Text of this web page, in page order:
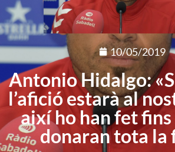
10/05/2019
Antonio Hidalgo:
l’afició estarà al
així ho han fet fins
donaran tota la